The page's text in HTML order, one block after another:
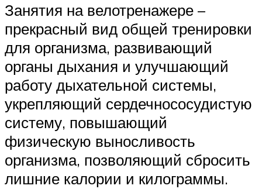
Занятия на велотренажере –
прекрасный вид общей тренировки
для организма, развивающий
органы дыхания и улучшающий
работу дыхательной системы,
укрепляющий сердечнососудистую
систему, повышающий
физическую выносливость
организма, позволяющий сбросить
лишние калории и килограммы.